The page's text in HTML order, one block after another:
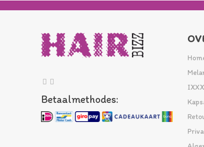
Betaalmethodes: